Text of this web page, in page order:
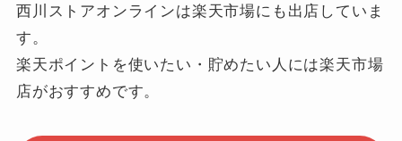
西川ストアオンラインは楽天市場にも出店していま
す。
楽天ポイントを使いたい・貯めたい人には楽天市場
店がおすすめです。